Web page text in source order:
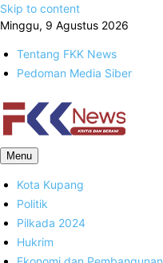
Skip to content
Minggu, 9 Agustus 2026
Tentang FKK News
Pedoman Media Siber
FKK News
Menu
Kota Kupang
Politik
Pilkada 2024
Hukrim